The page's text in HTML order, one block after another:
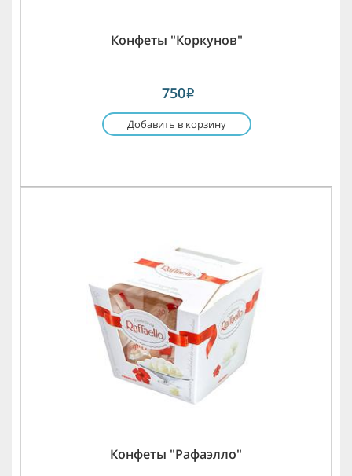
Конфеты "Коркунов"
750i
Добавить в корзину
Конфеты "Рафаэлло"